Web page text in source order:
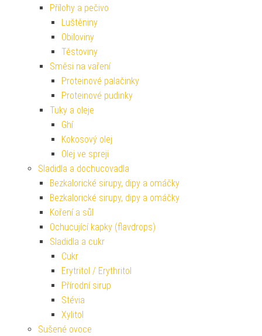
Přílohy a pečivo
Luštěniny
Obiloviny
Těstoviny
Směsi na vaření
Proteinové palačinky
Proteinové pudinky
Tuky a oleje
Ghí
Kokosový olej
Olej ve spreji
Sladidla a dochucovadla
Bezkalorické sirupy, dipy a omáčky
Bezkalorické sirupy, dipy a omáčky
Koření a sůl
Ochucující kapky (flavdrops)
Sladidla a cukr
Cukr
Erytritol / Erythritol
Přírodní sirup
Stévia
Xylitol
Sušené ovoce